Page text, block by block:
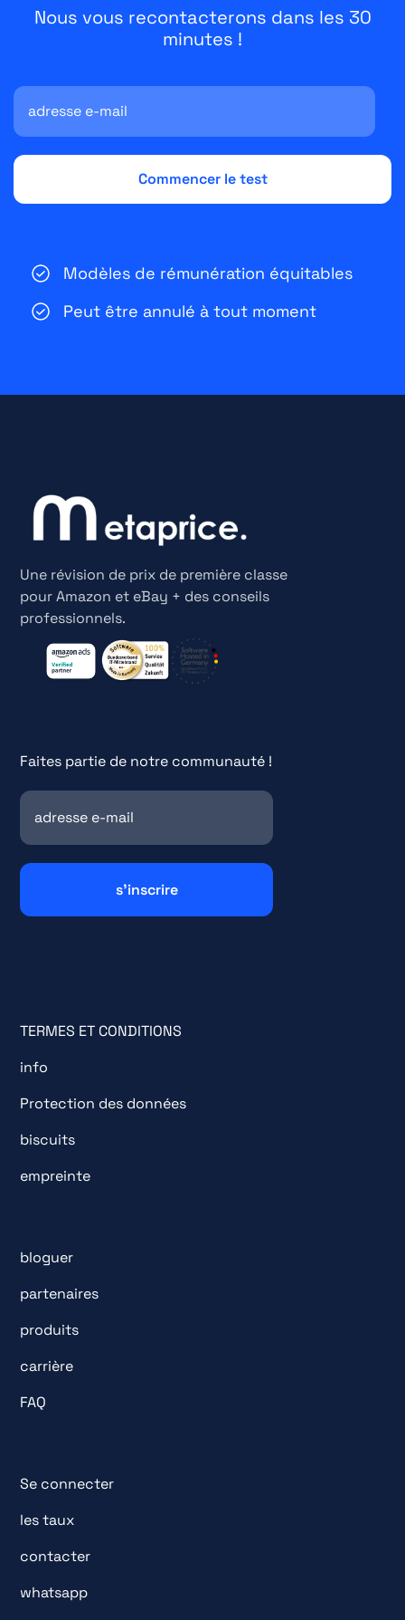
Nous vous recontacterons dans les 30
minutes !
Modèles de rémunération équitables
Peut être annulé à tout moment
Une révision de prix de première classe
pour Amazon et eBay + des conseils
professionnels.
Faites partie de notre communauté !
TERMES ET CONDITIONS
info
Protection des données
biscuits
empreinte
bloguer
partenaires
produits
carrière
FAQ
Se connecter
les taux
contacter
whatsapp